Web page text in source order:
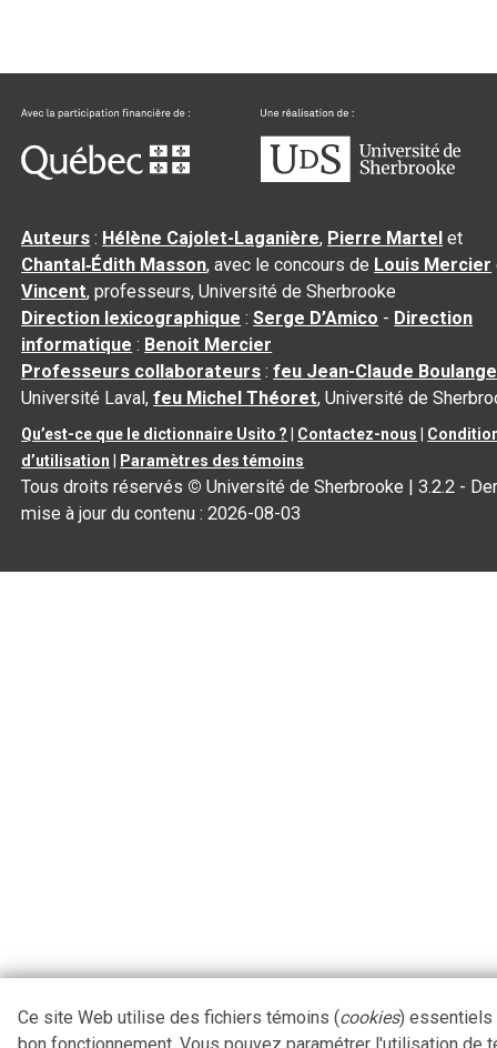
Auteurs : Hélène Cajolet-Laganière, Pierre Martel et
Chantal‑Édith Masson, avec le concours de Louis Mercier
Vincent, professeurs, Université de Sherbrooke
Direction lexicographique :Serge D’Amico - Direction
informatique : Benoit Mercier
Professeurs collaborateurs :feu Jean-Claude
Université Laval,feu Michel Théoret, Université de
Qu’est-ce que le dictionnaire Usito ? Contactez-nous
d’utilisation
Paramètres des témoins
Tous droits réservés © Université de Sherbrooke |3.2.2 -
mise à jour du contenu :2026-08-03
Ce site Web utilise des fichiers témoins (cookies) essentiels